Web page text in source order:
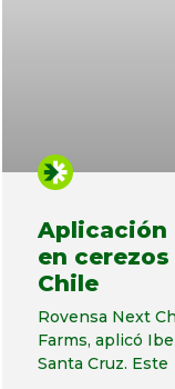
Aplicación
en
Chile
Rovensa Next
Farms, aplicó
Santa Cruz. Este